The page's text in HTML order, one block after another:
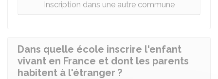
Inscription dans une autre commune
Dans quelle école inscrire l'enfant
vivant en France et dont les parents
habitent à l'étranger ?